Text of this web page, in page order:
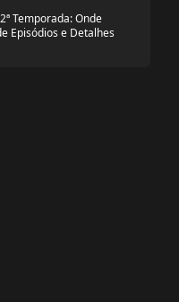
Temporada: Onde
Episódios e Detalhes